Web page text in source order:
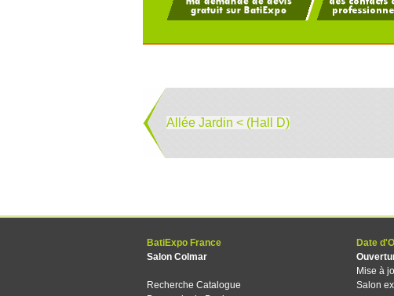
Allée Jardin < (Hall D)
BatiExpo France
Salon Colmar
Recherche Catalogue
Date
Mise à
Salon